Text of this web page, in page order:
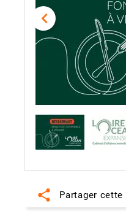
navigate_before
share Partager cette